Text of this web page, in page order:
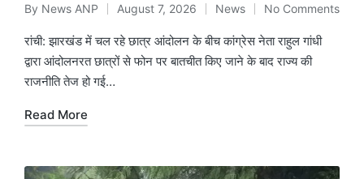
Posted
by
By News ANP August 7, 2026
Posted
in
News No Comments
रांची: झारखंड में चल रहे छात्र आंदोलन के बीच कांग्रेस नेता राहुल गांधी
द्वारा आंदोलनरत छात्रों से फोन पर बातचीत किए जाने के बाद राज्य की
राजनीति तेज हो गई…
Read More